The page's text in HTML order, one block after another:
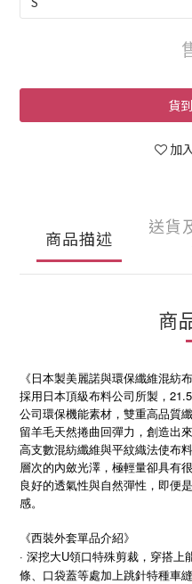
貨
加
商品描述
送貨
商
《日本製美麗諾與環保纖維混紡布
採用日本頂級布料公司所製，
公司環保機能素材，雙重高品質
留羊毛天然捲曲回彈力，創造出
高支數混紡纖維與平紋織法使布
層次的內斂光澤，極輕量卻具有
良好的透氣性與自然彈性，即便
感。
《西裝外套單品介紹》
· 深挖大U領口特殊剪裁，穿搭
條、口袋蓋等處加上跳針特種車